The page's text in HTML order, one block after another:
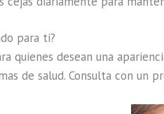
para ti?
quienes desean una
de salud. Consulta con un